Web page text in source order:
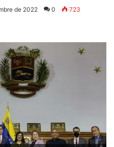
de 2022 0 723